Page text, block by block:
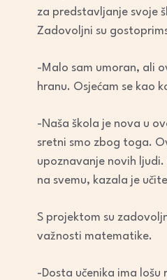
za predstavljanje svoje
Zadovoljni su
-Malo sam umoran, ali
hranu. Osjećam se kao
-Naša škola je nova u
sretni smo zbog toga.
upoznavanje novih
na svemu, kazala je
S projektom su
važnosti matematike.
-Dosta učenika ima